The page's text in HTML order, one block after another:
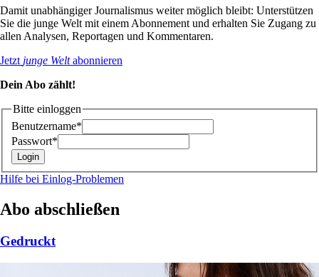
Damit unabhängiger Journalismus weiter möglich bleibt: Unterstützen
Sie die junge Welt mit einem Abonnement und erhalten Sie Zugang zu
allen Analysen, Reportagen und Kommentaren.
Jetzt junge Weltabonnieren
Dein Abo zählt!
Bitte einloggen
Benutzername*
Passwort*
Hilfe bei Einlog-Problemen
Abo abschließen
Gedruckt